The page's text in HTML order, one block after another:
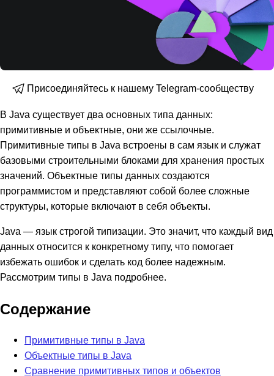
Присоединяйтесь к нашему Telegram-сообществу
В Java существует два основных типа данных:
примитивные и объектные, они же ссылочные.
Примитивные типы в Java встроены в сам язык и служат
базовыми строительными блоками для хранения простых
значений. Объектные типы данных создаются
программистом и представляют собой более сложные
структуры, которые включают в себя объекты.
Java — язык строгой типизации. Это значит, что каждый вид
данных относится к конкретному типу, что помогает
избежать ошибок и сделать код более надежным.
Рассмотрим типы в Java подробнее.
Содержание
Примитивные типы в Java
Объектные типы в Java
Сравнение примитивных типов и объектов